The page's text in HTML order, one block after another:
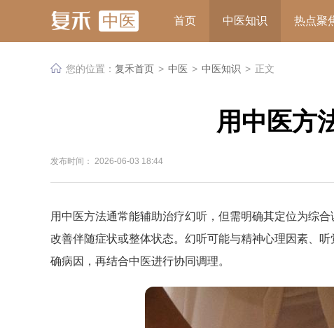
中医 首页 中医知识 热点聚
您的位置： 复禾首页 > 中医 > 中医知识 > 正文
用中医方
发布时间： 2026-06-03 18:44
用中医方法通常能辅助治疗幻听，但需明确其定位为综
改善伴随症状或整体状态。幻听可能与精神心理因素、
确病因，再结合中医进行协同调理。